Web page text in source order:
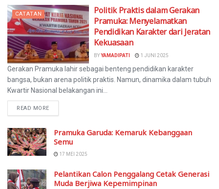
CATATAN
Politik Praktis dalam Gerakan
Pramuka: Menyelamatkan
Pendidikan Karakter dari Jeratan
Kekuasaan
BYYAMADIPATI 1 JUNI 2025
Gerakan Pramuka lahir sebagai benteng pendidikan karakter
bangsa, bukan arena politik praktis. Namun, dinamika dalam tubuh
Kwartir Nasional belakangan ini...
READ MORE
Pramuka Garuda: Kemaruk Kebanggaan
Semu
17 MEI 2025
Pelantikan Calon Penggalang Cetak Generasi
Muda Berjiwa Kepemimpinan